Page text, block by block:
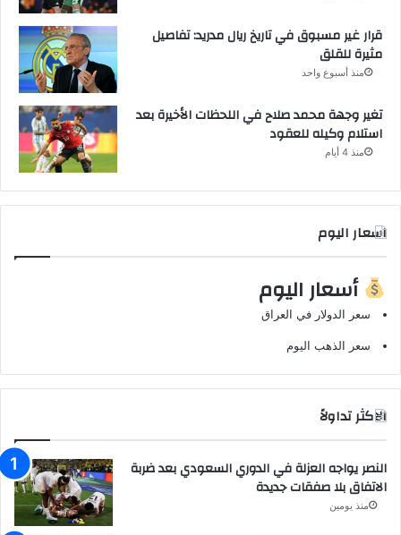
قرار غير مسبوق في تاريخ ريال مدريد: تفاصيل
مثيرة للقلق
منذ أسبوع واحد
تغير وجهة محمد صلاح في اللحظات الأخيرة بعد
استلام وكيله للعقود
منذ 4 أيام
اسعار اليوم
أسعار اليوم
سعر الدولار في العراق
سعر الذهب اليوم
الاكثر تداولاً
النصر يواجه العزلة في الدوري السعودي بعد ضربة
الاتفاق بلا صفقات جديدة
منذ يومين